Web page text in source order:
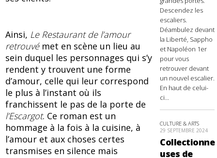
Ainsi, Le Restaurant de l’amour
retrouvémet en scène un lieu au
sein duquel les personnages qui s’y
rendent y trouvent une forme
d’amour, celle qui leur correspond
le plus à l’instant où ils
franchissent le pas de la porte de
l’Escargot. Ce roman est un
hommage à la fois à la cuisine, à
l’amour et aux choses certes
transmises en silence mais
Descendez les
escaliers.
Déambulez devant
la Liberté, Sappho
et Napoléon 1er
pour vous
retrouver devant
un nouvel escalier.
En haut de celui-
ci...
CULTURE & ARTS
29 SEPTEMBRE 2024
Collectionne
uses de